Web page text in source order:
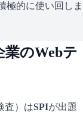
極的に使い回しま
業のWebテ
査）はSPIが出題